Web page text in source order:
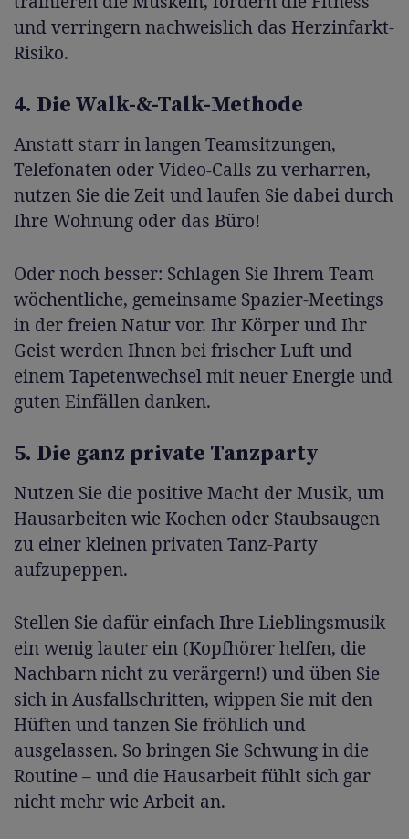
und verringern nachweislich das Herzinfarkt-
Risiko.
4. Die Walk-&-Talk-Methode
Anstatt starr in langen Teamsitzungen,
Telefonaten oder Video-Calls zu verharren,
nutzen Sie die Zeit und laufen Sie dabei durch
Ihre Wohnung oder das Büro!
Oder noch besser: Schlagen Sie Ihrem Team
wöchentliche, gemeinsame Spazier-Meetings
in der freien Natur vor. Ihr Körper und Ihr
Geist werden Ihnen bei frischer Luft und
einem Tapetenwechsel mit neuer Energie und
guten Einfällen danken.
5. Die ganz private Tanzparty
Nutzen Sie die positive Macht der Musik, um
Hausarbeiten wie Kochen oder Staubsaugen
zu einer kleinen privaten Tanz-Party
aufzupeppen.
Stellen Sie dafür einfach Ihre Lieblingsmusik
ein wenig lauter ein (Kopfhörer helfen, die
Nachbarn nicht zu verärgern!) und üben Sie
sich in Ausfallschritten, wippen Sie mit den
Hüften und tanzen Sie fröhlich und
ausgelassen. So bringen Sie Schwung in die
Routine – und die Hausarbeit fühlt sich gar
nicht mehr wie Arbeit an.